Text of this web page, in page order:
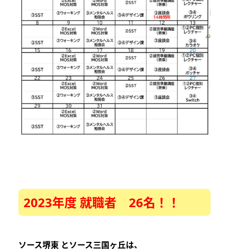
2023年度 就職者 26名！！
ソース堺東 とソース三国ヶ丘は、